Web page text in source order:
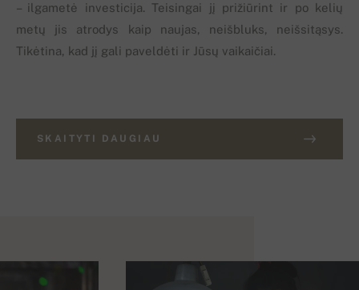
– ilgametė investicija. Teisingai jį prižiūrint ir po kelių
metų jis atrodys kaip naujas, neišbluks, neišsitąsys.
Tikėtina, kad jį gali paveldėti ir Jūsų vaikaičiai.
SKAITYTI DAUGIAU